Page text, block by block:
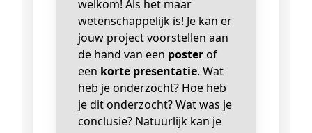
welkom! Als het maar
wetenschappelijk is! Je kan er
jouw project voorstellen aan
de hand van een posterof
een korte presentatie. Wat
heb je onderzocht? Hoe heb
je dit onderzocht? Wat was je
conclusie? Natuurlijk kan je